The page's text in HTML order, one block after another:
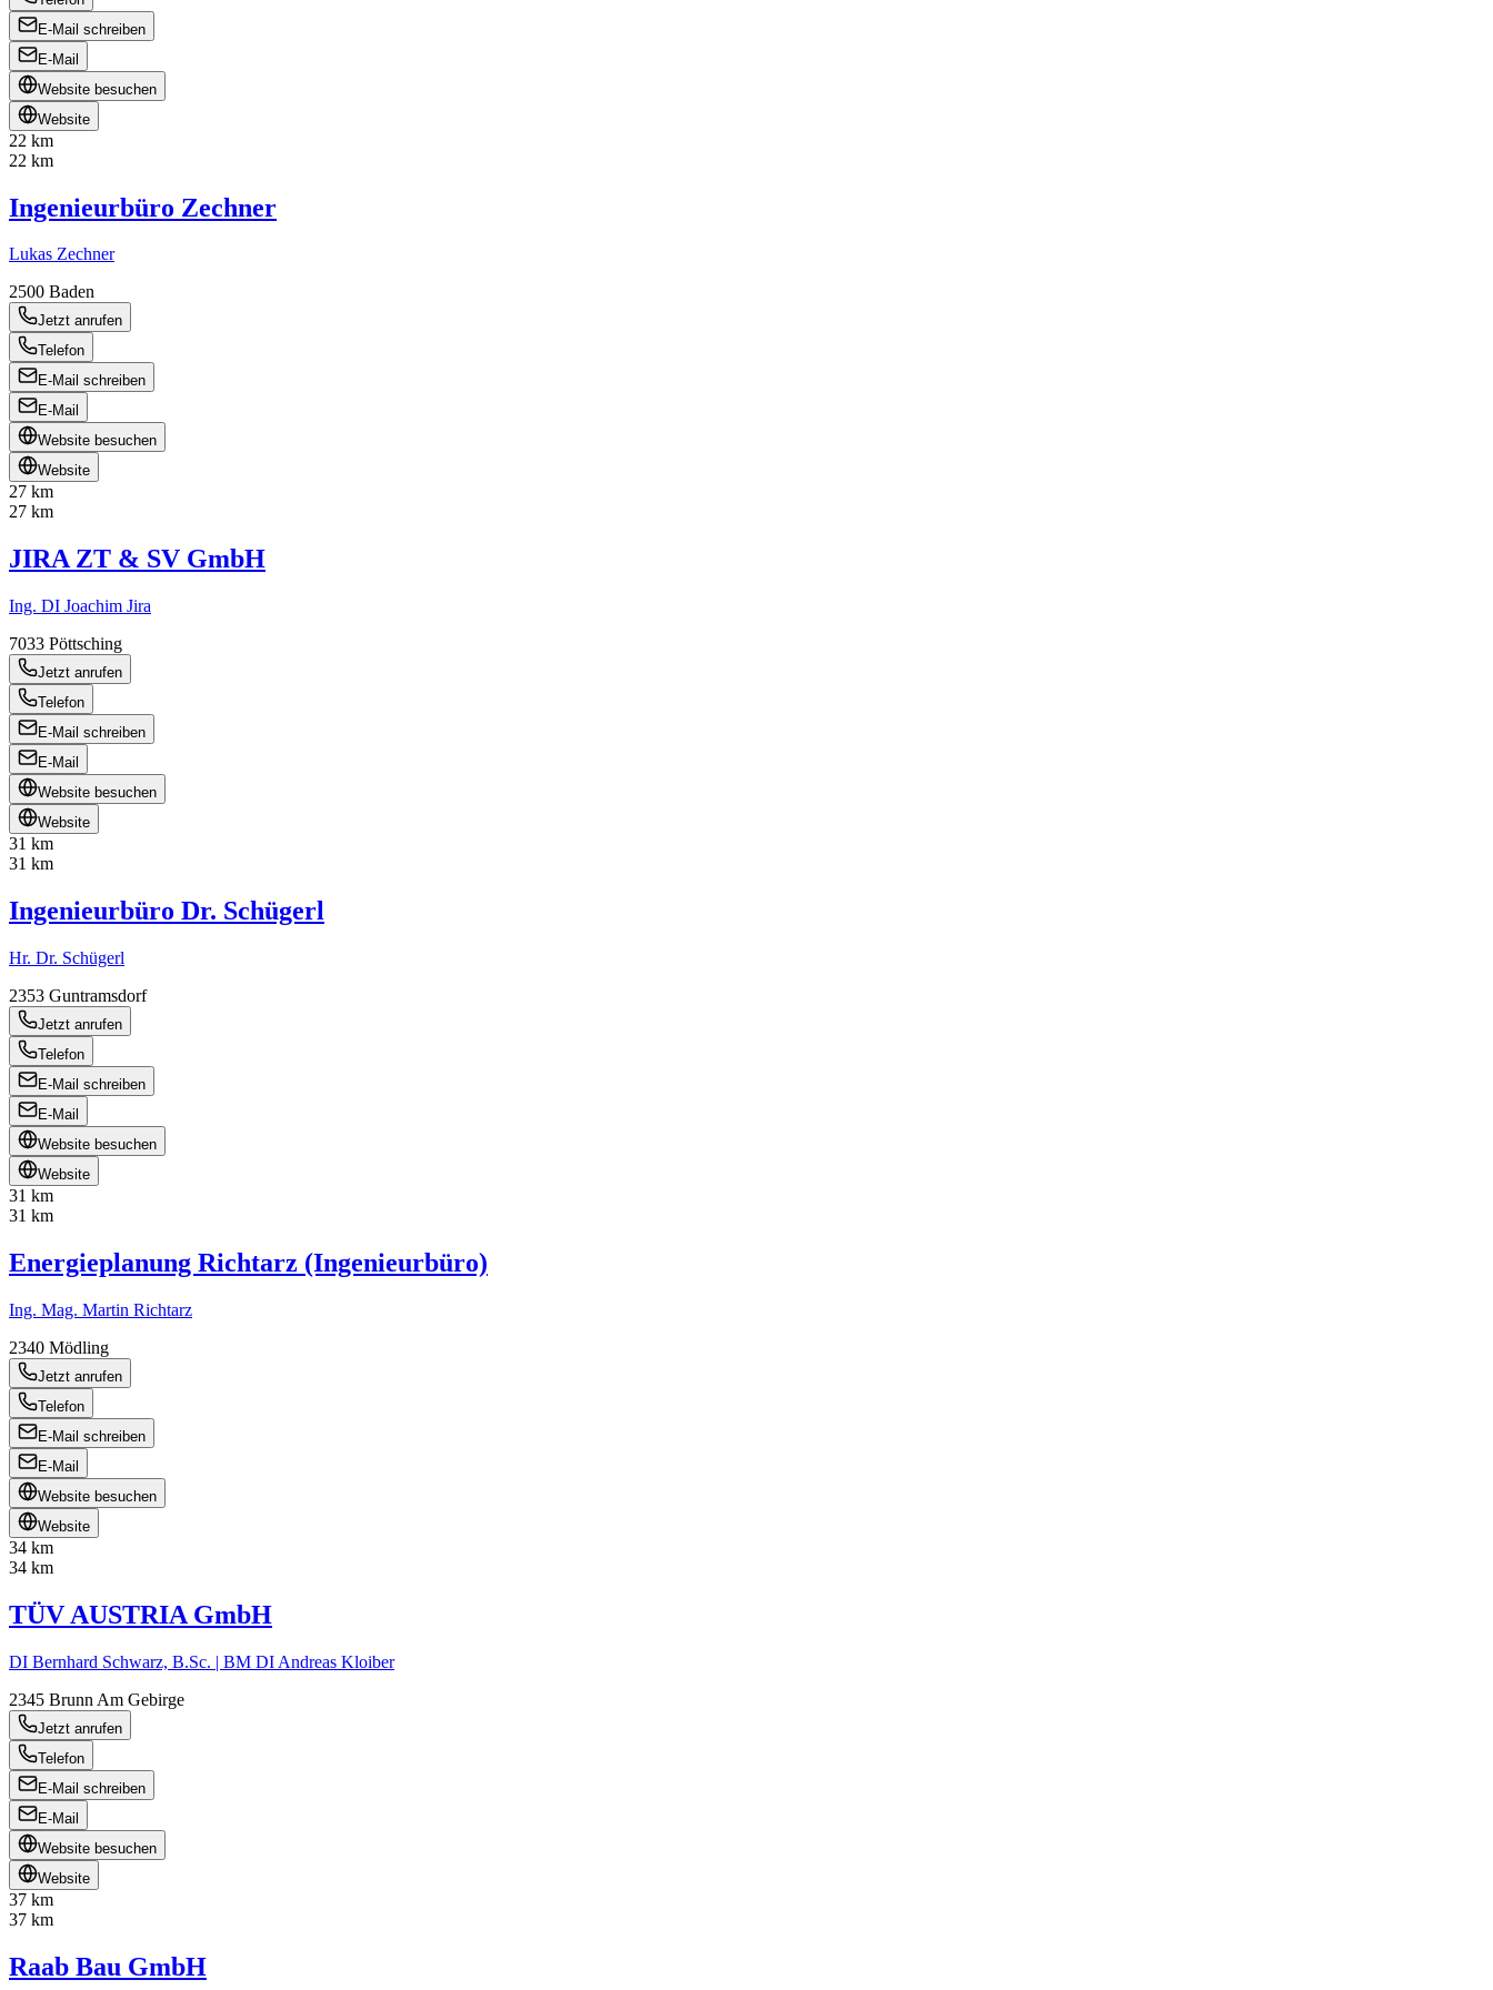
E-Mail schreiben
E-Mail
Website besuchen
Website
22 km
22 km
Ingenieurbüro Zechner
Lukas Zechner
2500 Baden
Jetzt anrufen
Telefon
E-Mail schreiben
E-Mail
Website besuchen
Website
27 km
27 km
JIRA ZT & SV GmbH
Ing. DI Joachim Jira
7033 Pöttsching
Jetzt anrufen
Telefon
E-Mail schreiben
E-Mail
Website besuchen
Website
31 km
31 km
Ingenieurbüro Dr. Schügerl
Hr. Dr. Schügerl
2353 Guntramsdorf
Jetzt anrufen
Telefon
E-Mail schreiben
E-Mail
Website besuchen
Website
31 km
31 km
Energieplanung Richtarz (Ingenieurbüro)
Ing. Mag. Martin Richtarz
2340 Mödling
Jetzt anrufen
Telefon
E-Mail schreiben
E-Mail
Website besuchen
Website
34 km
34 km
TÜV AUSTRIA GmbH
DI Bernhard Schwarz, B.Sc. | BM DI Andreas Kloiber
2345 Brunn Am Gebirge
Jetzt anrufen
Telefon
E-Mail schreiben
E-Mail
Website besuchen
Website
37 km
37 km
Raab Bau GmbH